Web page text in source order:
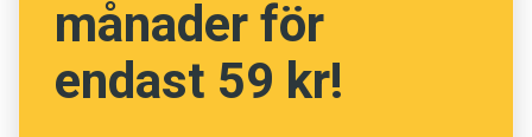
månader för
endast 59 kr!